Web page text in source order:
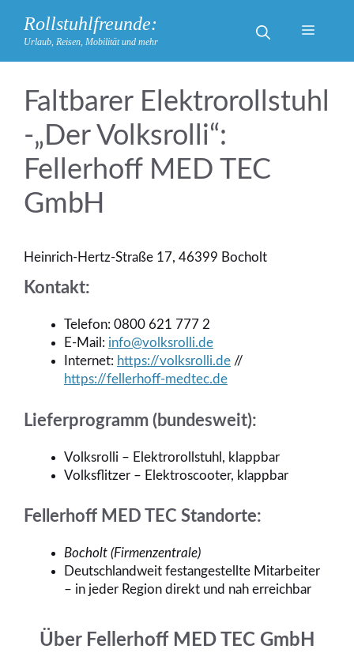
Inhalt
springen
Rollstuhlfreunde:
Urlaub, Reisen, Mobilität und mehr
Menü
Faltbarer Elektrorollstuhl
-„Der Volksrolli“:
Fellerhoff MED TEC
GmbH
Heinrich-Hertz-Straße 17, 46399 Bocholt
Kontakt:
Telefon: 0800 621 777 2
E-Mail: info@volksrolli.de
Internet: https://volksrolli.de //
https://fellerhoff-medtec.de
Lieferprogramm (bundesweit):
Volksrolli – Elektrorollstuhl, klappbar
Volksflitzer – Elektroscooter, klappbar
Fellerhoff MED TEC Standorte:
Bocholt (Firmenzentrale)
Deutschlandweit festangestellte Mitarbeiter
– in jeder Region direkt und nah erreichbar
Über Fellerhoff MED TEC GmbH